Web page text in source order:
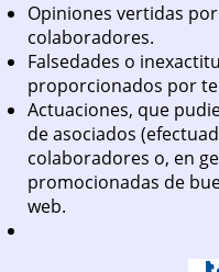
Opiniones vertidas
colaboradores.
Falsedades o
proporcionados por
Actuaciones, que
de asociados
colaboradores o, en
promocionadas de
web.